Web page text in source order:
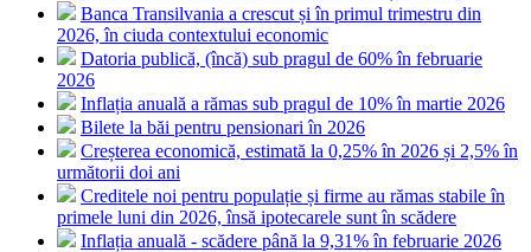
Banca Transilvania a crescut și în primul trimestru din
2026, în ciuda contextului economic
Datoria publică, (încă) sub pragul de 60% în februarie
2026
Inflația anuală a rămas sub pragul de 10% în martie 2026
Bilete la băi pentru pensionari în 2026
Creșterea economică, estimată la 0,25% în 2026 și 2,5% în
următorii doi ani
Creditele noi pentru populație și firme au rămas stabile în
primele luni din 2026, însă ipotecarele sunt în scădere
Inflația anuală - scădere până la 9,31% în februarie 2026